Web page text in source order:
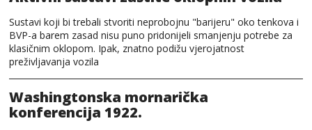
Sustavi koji bi trebali stvoriti neprobojnu "barijeru" oko tenkova i
BVP-a barem zasad nisu puno pridonijeli smanjenju potrebe za
klasičnim oklopom. Ipak, znatno podižu vjerojatnost
preživljavanja vozila
Washingtonska mornarička
konferencija 1922.